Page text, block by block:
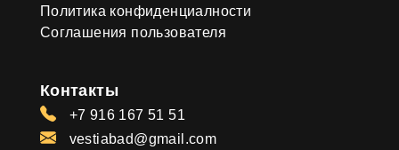
Политика конфиденциалности
Соглашения пользователя
Контакты
+7 916 167 51 51
vestiabad@gmail.com